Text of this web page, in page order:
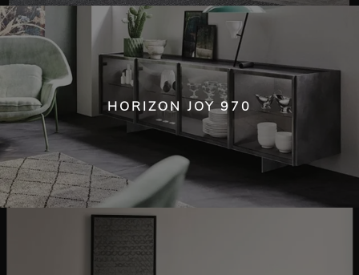
HORIZON JOY 970